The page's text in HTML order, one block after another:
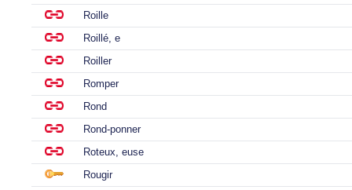
Roille
Roillé, e
Roiller
Romper
Rond
Rond-ponner
Roteux, euse
Rougir